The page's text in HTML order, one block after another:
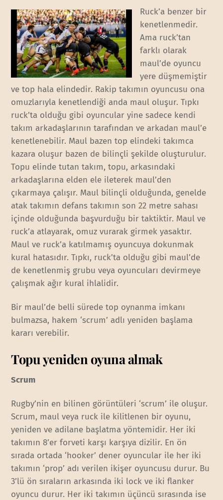
Ruck’a benzer bir
kenetlenmedir.
Ama ruck’tan
farklı olarak
maul’de oyuncu
yere düşmemiştir
ve top hala elindedir. Rakip takımın oyuncusu ona
omuzlarıyla kenetlendiği anda maul oluşur. Tıpkı
ruck’ta olduğu gibi oyuncular yine sadece kendi
takım arkadaşlarının tarafından ve arkadan maul’e
kenetlenebilir. Maul bazen top elindeki takımca
kazara oluşur bazen de bilinçli şekilde oluşturulur.
Topu elinde tutan takım, topu, arkasındaki
arkadaşlarına elden ele ileterek maul’den
çıkarmaya çalışır. Maul bilinçli olduğunda, genelde
atak takımın defans takımın son 22 metre sahası
içinde olduğunda başvurduğu bir taktiktir. Maul ve
ruck’a atlayarak, omuz vurarak girmek yasaktır.
Maul ve ruck’a katılmamış oyuncuya dokunmak
kural hatasıdır. Tıpkı, ruck’ta olduğu gibi maul’de
de kenetlenmiş grubu veya oyuncuları devirmeye
çalışmak ağır kural ihlalidir.
Bir maul’de belli sürede top oynanma imkanı
bulmazsa, hakem ‘scrum’ adlı yeniden başlama
kararı verebilir.
Topu yeniden oyuna almak
Scrum
Rugby’nin en bilinen görüntüleri ‘scrum’ ile oluşur.
Scrum, maul veya ruck ile kilitlenen bir oyunu,
yeniden ve adilane başlatma yöntemidir. Her iki
takımın 8’er forveti karşı karşıya dizilir. En ön
sırada ortada ‘hooker’ dener oyuncular ile her iki
takımın ‘prop’ adı verilen ikişer oyuncusu durur. Bu
3’lü ön sıraların arkasında iki lock ve iki flanker
oyuncu durur. Her iki takımın üçüncü sırasında ise